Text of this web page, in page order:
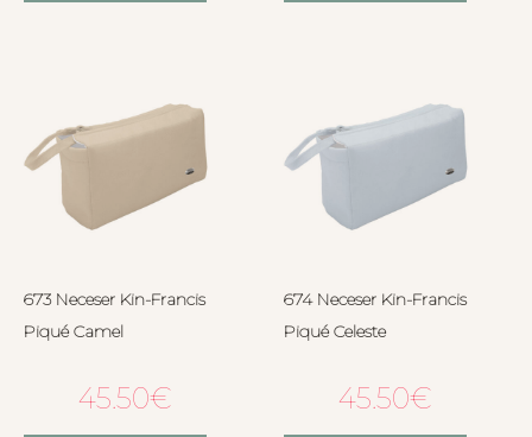
673 Neceser Kin-Francis
Piqué Camel
45.50€
674 Neceser Kin-Francis
Piqué Celeste
45.50€